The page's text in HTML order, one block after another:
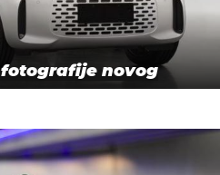
fotografije novog